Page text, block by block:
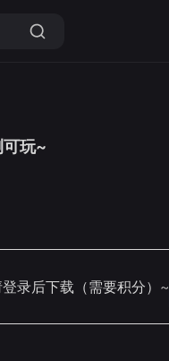
玩~
录后下载（需要积分）~